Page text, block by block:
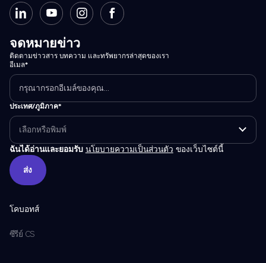
จดหมายข่าว
ติดตามข่าวสาร บทความ และทรัพยากรล่าสุดของเรา
อีเมล*
ประเทศ/ภูมิภาค*
ฉันได้อ่านและยอมรับ นโยบายความเป็นส่วนตัว ของเว็บไซต์นี้
ส่ง
ส่ง
โคบอทส์
ซีรีย์ CS